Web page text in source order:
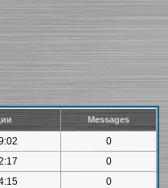
Messages
0
0
0